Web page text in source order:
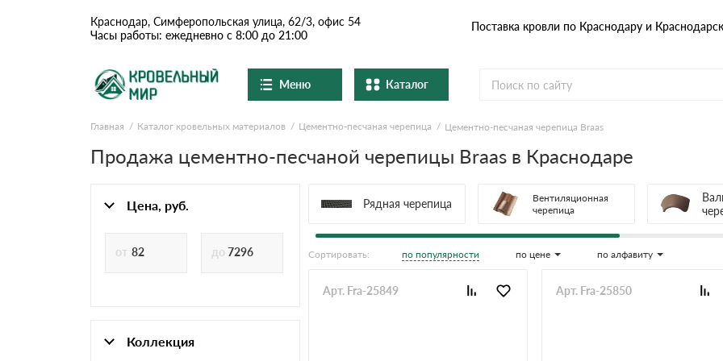
Поставка кровли по Краснодару и
Краснодар, Симферопольская улица, 62/3, офис 54
Часы работы: ежедневно с 8:00 до 21:00
Меню
О компании
Вопросы-ответы
Каталог
Ондулин и шифер Металлочерепица
Натуральная керамическая
Комплектующие
Главная Каталог кровельных материалов Цементно-песчаная черепица Цементно-песчаная черепица Braas
Продажа цементно-песчаной черепицы Braas в Краснодаре
Цена, руб.
Коллекция
Рядная черепица
Вентиляционная
черепица
Сортировать: по популярности по цене по алфавиту
Арт. Fra-25849 Арт. Fra-25850